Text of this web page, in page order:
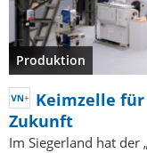
Produktion
Keimzelle
Zukunft
Im Siegerland hat der